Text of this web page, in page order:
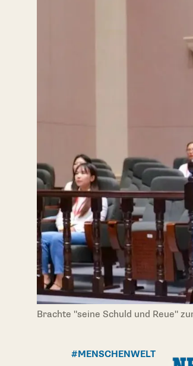
Brachte "seine Schuld und Reue"
#MENSCHENWELT